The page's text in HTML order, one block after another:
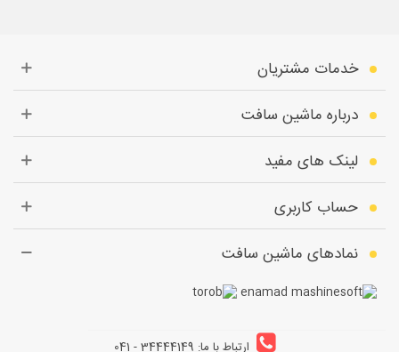
خدمات مشتریان
درباره ماشین سافت
لینک های مفید
حساب کاربری
نمادهای ماشین سافت
ارتباط با ما: 34444149 - 041